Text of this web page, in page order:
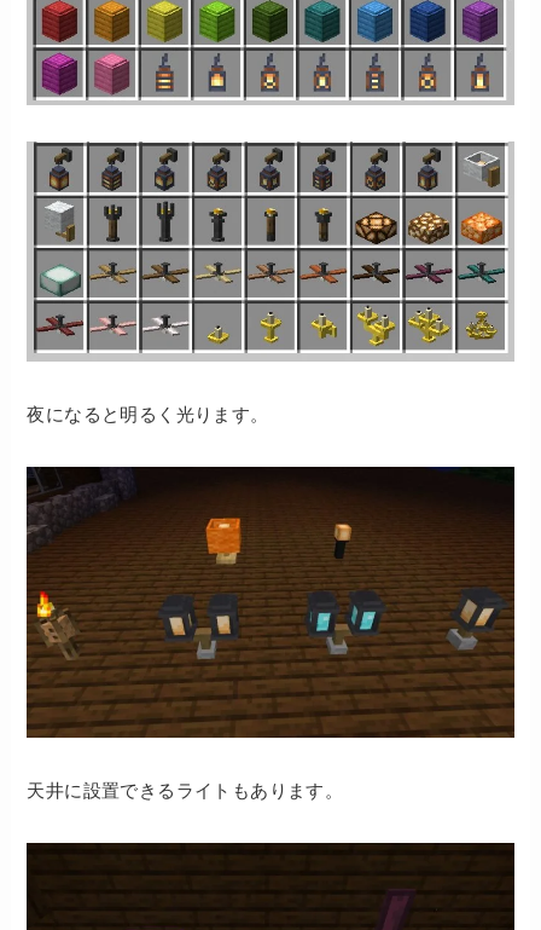
夜になると明るく光ります。
天井に設置できるライトもあります。